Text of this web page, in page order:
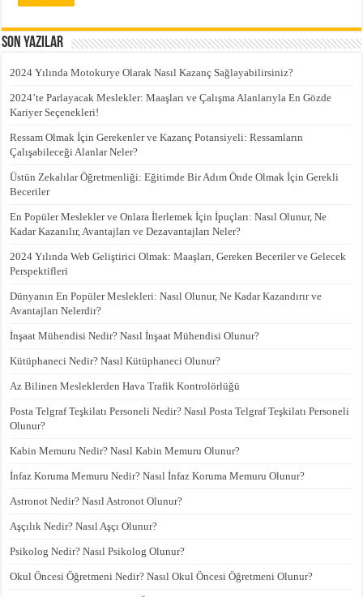
Son Yazılar
2024 Yılında Motokurye Olarak Nasıl Kazanç Sağlayabilirsiniz?
2024’te Parlayacak Meslekler: Maaşları ve Çalışma Alanlarıyla En Gözde
Kariyer Seçenekleri!
Ressam Olmak İçin Gerekenler ve Kazanç Potansiyeli: Ressamların
Çalışabileceği Alanlar Neler?
Üstün Zekalılar Öğretmenliği: Eğitimde Bir Adım Önde Olmak İçin Gerekli
Beceriler
En Popüler Meslekler ve Onlara İlerlemek İçin İpuçları: Nasıl Olunur, Ne
Kadar Kazanılır, Avantajları ve Dezavantajları Neler?
2024 Yılında Web Geliştirici Olmak: Maaşları, Gereken Beceriler ve Gelecek
Perspektifleri
Dünyanın En Popüler Meslekleri: Nasıl Olunur, Ne Kadar Kazandırır ve
Avantajları Nelerdir?
İnşaat Mühendisi Nedir? Nasıl İnşaat Mühendisi Olunur?
Kütüphaneci Nedir? Nasıl Kütüphaneci Olunur?
Az Bilinen Mesleklerden Hava Trafik Kontrolörlüğü
Posta Telgraf Teşkilatı Personeli Nedir? Nasıl Posta Telgraf Teşkilatı Personeli
Olunur?
Kabin Memuru Nedir? Nasıl Kabin Memuru Olunur?
İnfaz Koruma Memuru Nedir? Nasıl İnfaz Koruma Memuru Olunur?
Astronot Nedir? Nasıl Astronot Olunur?
Aşçılık Nedir? Nasıl Aşçı Olunur?
Psikolog Nedir? Nasıl Psikolog Olunur?
Okul Öncesi Öğretmeni Nedir? Nasıl Okul Öncesi Öğretmeni Olunur?